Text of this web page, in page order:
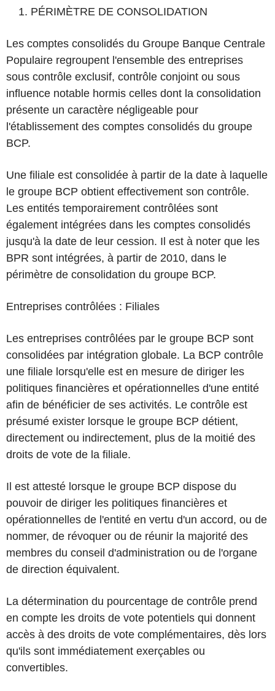
PÉRIMÈTRE DE CONSOLIDATION
Les comptes consolidés du Groupe Banque Centrale
Populaire regroupent l'ensemble des entreprises
sous contrôle exclusif, contrôle conjoint ou sous
influence notable hormis celles dont la consolidation
présente un caractère négligeable pour
l'établissement des comptes consolidés du groupe
BCP.
Une filiale est consolidée à partir de la date à laquelle
le groupe BCP obtient effectivement son contrôle.
Les entités temporairement contrôlées sont
également intégrées dans les comptes consolidés
jusqu'à la date de leur cession. Il est à noter que les
BPR sont intégrées, à partir de 2010, dans le
périmètre de consolidation du groupe BCP.
Entreprises contrôlées : Filiales
Les entreprises contrôlées par le groupe BCP sont
consolidées par intégration globale. La BCP contrôle
une filiale lorsqu'elle est en mesure de diriger les
politiques financières et opérationnelles d'une entité
afin de bénéficier de ses activités. Le contrôle est
présumé exister lorsque le groupe BCP détient,
directement ou indirectement, plus de la moitié des
droits de vote de la filiale.
Il est attesté lorsque le groupe BCP dispose du
pouvoir de diriger les politiques financières et
opérationnelles de l'entité en vertu d'un accord, ou de
nommer, de révoquer ou de réunir la majorité des
membres du conseil d'administration ou de l'organe
de direction équivalent.
La détermination du pourcentage de contrôle prend
en compte les droits de vote potentiels qui donnent
accès à des droits de vote complémentaires, dès lors
qu'ils sont immédiatement exerçables ou
convertibles.